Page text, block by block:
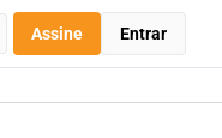
Assine Entrar